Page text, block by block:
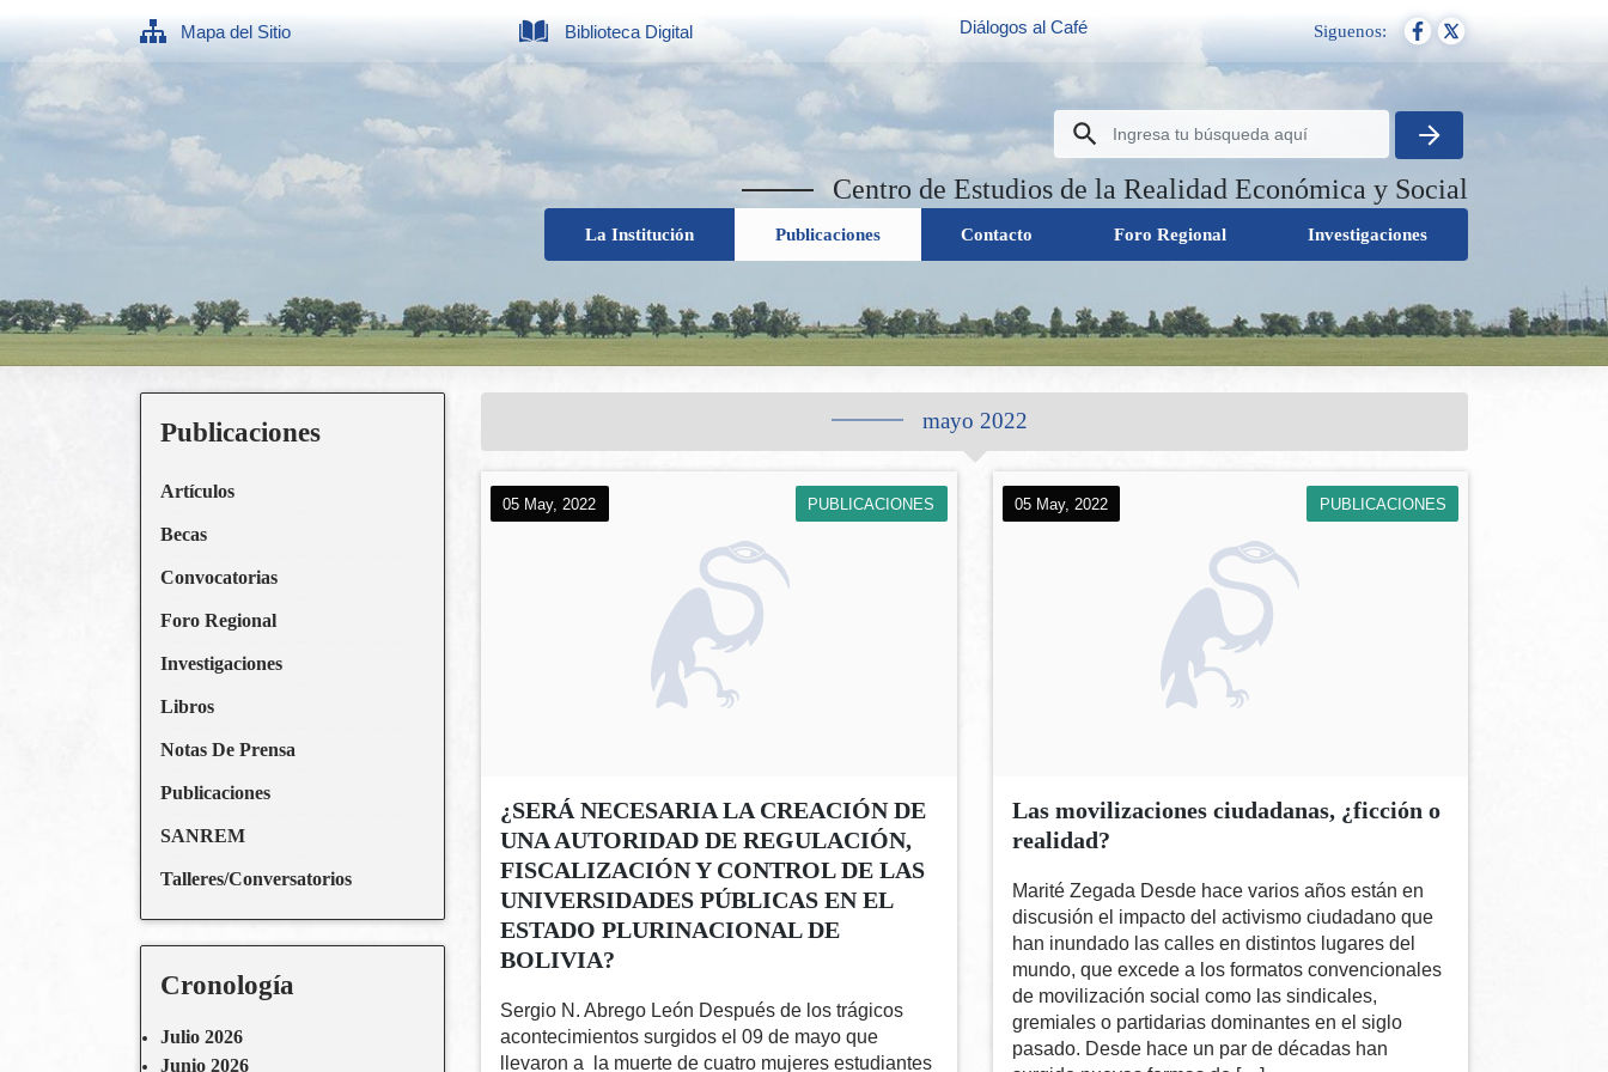
Mapa del Sitio Biblioteca Digital Diálogos al Café Siguenos:
Centro de Estudios de la Realidad Económica y Social
La Institución Publicaciones Contacto Foro Regional Investigaciones
Publicaciones
Artículos
Becas
Convocatorias
Foro Regional
Investigaciones
Libros
Notas De Prensa
Publicaciones
SANREM
Talleres/Conversatorios
Cronología
Julio 2026
Junio 2026
mayo 2022
05 May, 2022 PUBLICACIONES
¿SERÁ NECESARIA LA CREACIÓN DE
UNA AUTORIDAD DE REGULACIÓN,
FISCALIZACIÓN Y CONTROL DE LAS
UNIVERSIDADES PÚBLICAS EN EL
ESTADO PLURINACIONAL DE
BOLIVIA?
Sergio N. Abrego León Después de los trágicos
acontecimientos surgidos el 09 de mayo que
llevaron a la muerte de cuatro mujeres estudiantes
05 May, 2022 PUBLICACIONES
Las movilizaciones ciudadanas, ¿ficción o
realidad?
Marité Zegada Desde hace varios años están en
discusión el impacto del activismo ciudadano que
han inundado las calles en distintos lugares del
mundo, que excede a los formatos convencionales
de movilización social como las sindicales,
gremiales o partidarias dominantes en el siglo
pasado. Desde hace un par de décadas han